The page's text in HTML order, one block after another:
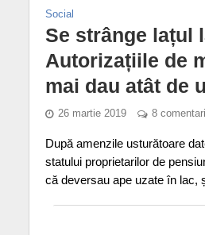
Social
Se strânge lațul
Autorizațiile de
mai dau atât de
26 martie 2019 8
După amenzile usturătoare
statului proprietarilor de
că deversau ape uzate în lac,